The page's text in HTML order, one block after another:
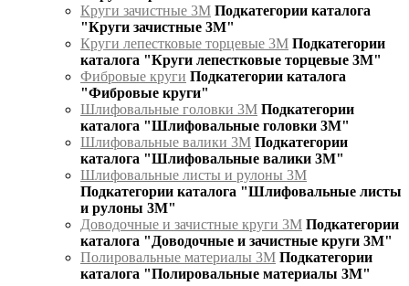
Круги зачистные 3М Подкатегории каталога
"Круги зачистные 3М"
Круги лепестковые торцевые 3М Подкатегории
каталога "Круги лепестковые торцевые 3М"
Фибровые круги Подкатегории каталога
"Фибровые круги"
Шлифовальные головки 3М Подкатегории
каталога "Шлифовальные головки 3М"
Шлифовальные валики 3М Подкатегории
каталога "Шлифовальные валики 3М"
Шлифовальные листы и рулоны 3М
Подкатегории каталога "Шлифовальные листы
и рулоны 3М"
Доводочные и зачистные круги 3М Подкатегории
каталога "Доводочные и зачистные круги 3М"
Полировальные материалы 3М Подкатегории
каталога "Полировальные материалы 3М"